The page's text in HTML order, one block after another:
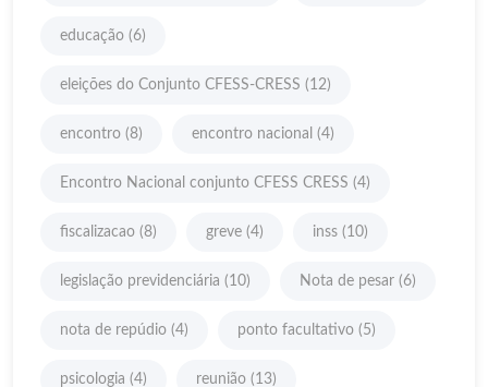
educação (6)
eleições do Conjunto CFESS-CRESS (12)
encontro (8) encontro nacional (4)
Encontro Nacional conjunto CFESS CRESS (4)
fiscalizacao (8) greve (4) inss (10)
legislação previdenciária (10) Nota de pesar (6)
nota de repúdio (4) ponto facultativo (5)
psicologia (4) reunião (13)